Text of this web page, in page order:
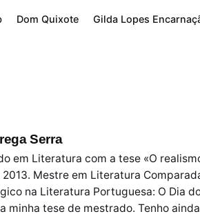
Dom Quixote Gilda Lopes
Serra
em Literatura com a tese «O
2013. Mestre em Literatura
na Literatura Portuguesa: O Dia
minha tese de mestrado. Tenho